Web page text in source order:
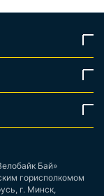
Бай»
горисполкомом
г. Минск,